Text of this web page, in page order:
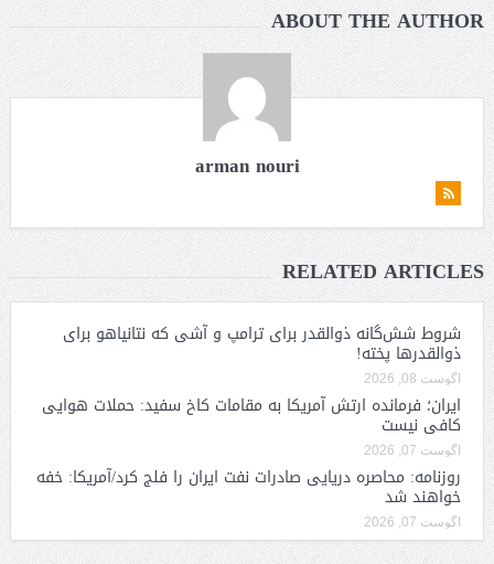
ABOUT THE AUTHOR
arman nouri
RELATED ARTICLES
شروط شش‌گانه ذوالقدر برای ترامپ و آشی که نتانیاهو برای
ذوالقدرها پخته!
آگوست 08, 2026
ایران؛ فرمانده ارتش آمریکا به مقامات کاخ سفید: حملات هوایی
کافی نیست
آگوست 07, 2026
روزنامه: محاصره دریایی صادرات نفت ایران را فلج کرد/آمریکا: خفه
خواهند شد
آگوست 07, 2026